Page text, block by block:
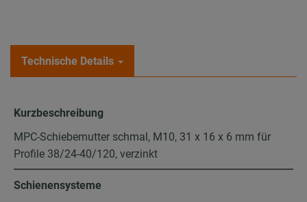
Technische Details
Kurzbeschreibung
MPC-Schiebemutter schmal, M10, 31 x 16 x 6 mm für
Profile 38/24-40/120, verzinkt
Schienensysteme